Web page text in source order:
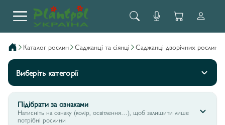
каталог рослин саджанці та сіянці саджанці дворічних рослин
Виберіть категорії
Підібрати за ознаками
Натисніть на ознаку (колір, освітлення…), щоб залишити лише
потрібні рослини